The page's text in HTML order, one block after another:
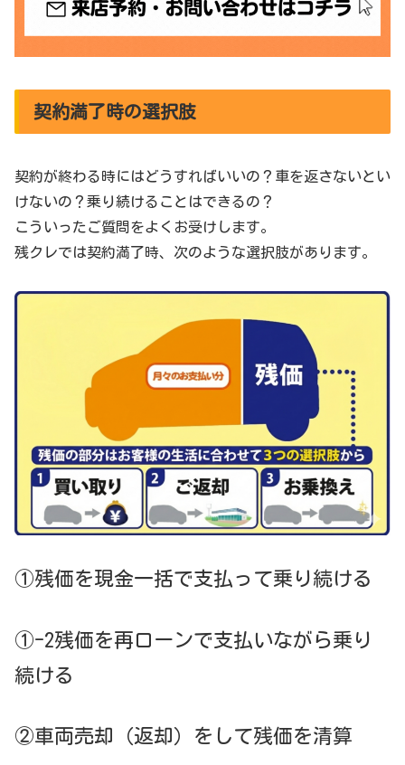
契約満了時の選択肢
契約が終わる時にはどうすればいいの？車を返さないとい
けないの？乗り続けることはできるの？
こういったご質問をよくお受けします。
残クレでは契約満了時、次のような選択肢があります。
①残価を現金一括で支払って乗り続ける
①-2残価を再ローンで支払いながら乗り
続ける
②車両売却（返却）をして残価を清算